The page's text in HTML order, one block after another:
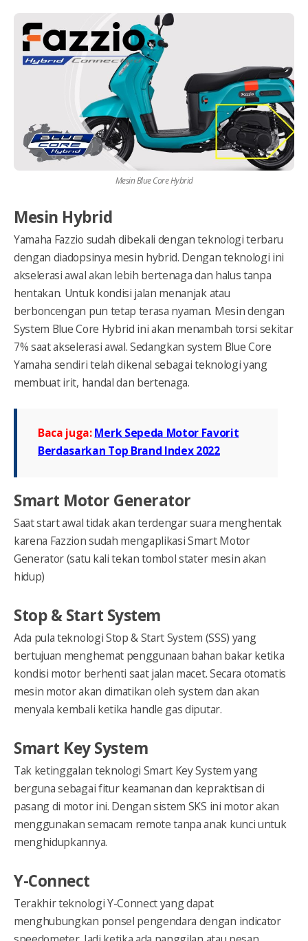
Mesin Blue Core Hybrid
Mesin Hybrid
Yamaha Fazzio sudah dibekali dengan teknologi terbaru
dengan diadopsinya mesin hybrid. Dengan teknologi ini
akselerasi awal akan lebih bertenaga dan halus tanpa
hentakan. Untuk kondisi jalan menanjak atau
berboncengan pun tetap terasa nyaman. Mesin dengan
System Blue Core Hybrid ini akan menambah torsi sekitar
7% saat akselerasi awal. Sedangkan system Blue Core
Yamaha sendiri telah dikenal sebagai teknologi yang
membuat irit, handal dan bertenaga.
Baca juga:Merk Sepeda Motor Favorit
Berdasarkan Top Brand Index 2022
Smart Motor Generator
Saat start awal tidak akan terdengar suara menghentak
karena Fazzion sudah mengaplikasi Smart Motor
Generator (satu kali tekan tombol stater mesin akan
hidup)
Stop & Start System
Ada pula teknologi Stop & Start System (SSS) yang
bertujuan menghemat penggunaan bahan bakar ketika
kondisi motor berhenti saat jalan macet. Secara otomatis
mesin motor akan dimatikan oleh system dan akan
menyala kembali ketika handle gas diputar.
Smart Key System
Tak ketinggalan teknologi Smart Key System yang
berguna sebagai fitur keamanan dan kepraktisan di
pasang di motor ini. Dengan sistem SKS ini motor akan
menggunakan semacam remote tanpa anak kunci untuk
menghidupkannya.
Y-Connect
Terakhir teknologi Y-Connect yang dapat
menghubungkan ponsel pengendara dengan indicator